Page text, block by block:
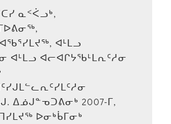
ᓇᑉᐹᓗᒃ,
ᐊᒻᒪᓗ
ᐊᒻᒪᓗ ᐊᓕᐊᒋᔭᖃᒻᒪᕆᑦᓱᓂ
ᐃᓅᒍᓐᓀᑐᕕᓂᒃ 2007-ᒥ,
ᐅᓂᒃᑳᒥᓂᒃ